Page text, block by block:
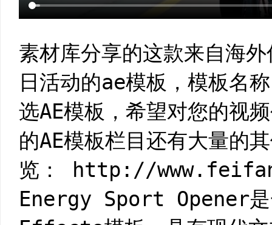
素材库分享的这款来自海
日活动的ae模板，模板名
选AE模板，希望对您的视
的AE模板栏目还有大量的
览： http://
Energy Sport Opener